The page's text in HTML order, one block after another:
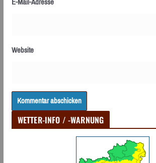
Website
WETTER-INFO / -WARNUNG